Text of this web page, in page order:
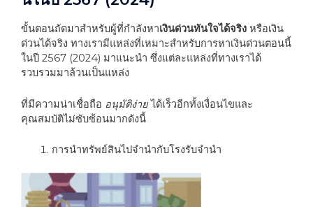
ขั้นตอนถัดมาสำหรับผู้ที่กำลังหาเงินด่วนทันใจได้จริง หรือเงิน
ด่วนได้จริง ทางเรามีแหล่งที่เหมาะสำหรับการหาเงินด่วนตอนนี้
ในปี 2567 (2024) มาแนะนำ ซึ่งแต่ละแหล่งที่ทางเราได้
รวบรวมมาล้วนเป็นแหล่ง
ที่มีความน่าเชื่อถือ อนุมัติง่ายได้เร็วอีกทั้งเงื่อนไขและ
คุณสมบัติไม่ซับซ้อนมากดังนี้
การนำทรัพย์สินไปจำนำกับโรงรับจำนำ